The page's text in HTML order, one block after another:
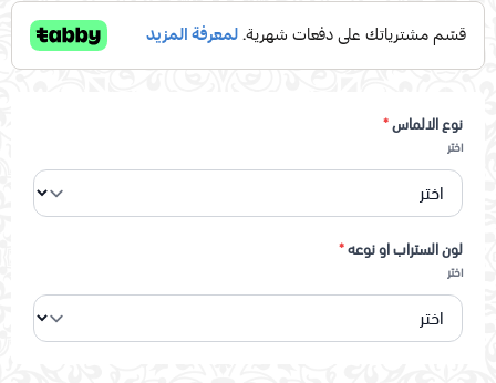
نوع الالماس*
اختر
لون الستراب او نوعه*
اختر